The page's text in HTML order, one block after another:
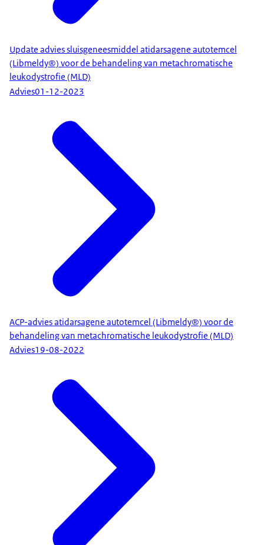
Update advies sluisgeneesmiddel atidarsagene autotemcel
(Libmeldy®) voor de behandeling van metachromatische
leukodystrofie (MLD)
Advies01-12-2023
ACP-advies atidarsagene autotemcel (Libmeldy®) voor de
behandeling van metachromatische leukodystrofie (MLD)
Advies19-08-2022